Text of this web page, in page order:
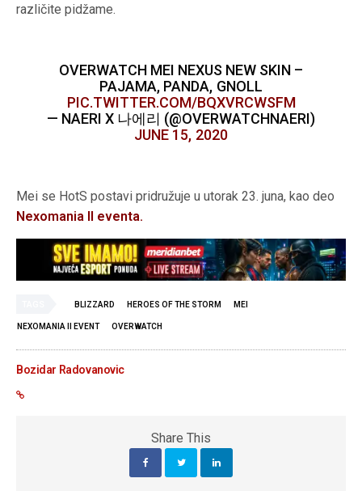
različite pidžame.
OVERWATCH MEI NEXUS NEW SKIN –
PAJAMA, PANDA, GNOLL
PIC.TWITTER.COM/BQXVRCWSFM
— NAERI X 나에리 (@OVERWATCHNAERI)
JUNE 15, 2020
Mei se HotS postavi pridružuje u utorak 23. juna, kao deo
Nexomania II eventa.
BLIZZARD HEROES OF THE STORM MEI
NEXOMANIA II EVENT OVERWATCH
Bozidar Radovanovic
Share This